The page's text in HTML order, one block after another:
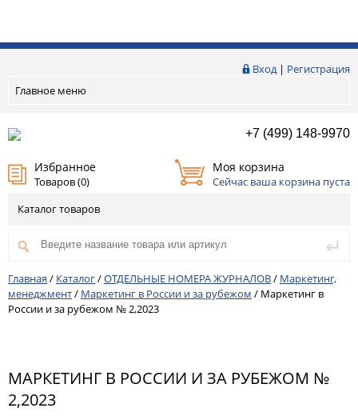
Вход| Регистрация
Главное меню
+7 (499) 148-9970
Избранное
Товаров (0)
Моя корзина
Сейчас ваша корзина пуста
Каталог товаров
Главная / Каталог/ОТДЕЛЬНЫЕ НОМЕРА ЖУРНАЛОВ/ Маркетинг,
менеджмент/ Маркетинг в России и за рубежом / Маркетинг в
России и за рубежом № 2,2023
МАРКЕТИНГ В РОССИИ И ЗА РУБЕЖОМ №
2,2023